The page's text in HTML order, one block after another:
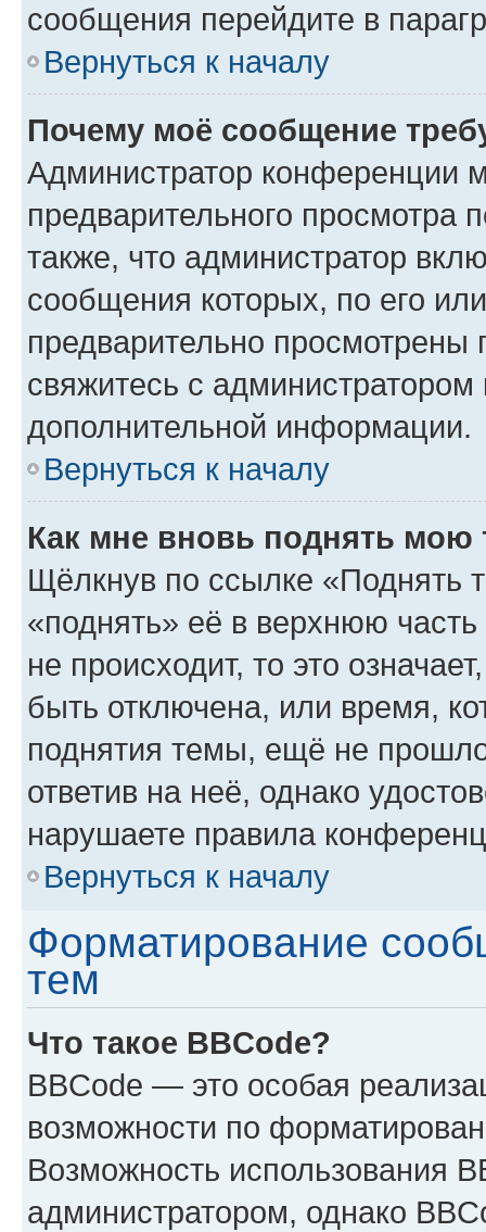
сообщения перейдите в
Вернуться к началу
Почему моё сообщение
Администратор конференции
предварительного
также, что администратор
сообщения которых, по его
предварительно просмотрены
свяжитесь с
дополнительной информации.
Вернуться к началу
Как мне вновь поднять мою
Щёлкнув по ссылке «Поднять
«поднять» её в верхнюю
не происходит, то это
быть отключена, или время,
поднятия темы, ещё не
ответив на неё, однако
нарушаете правила
Вернуться к началу
Форматирование
тем
Что такое BBCode?
BBCode — это особая
возможности по
Возможность использования
администратором, однако